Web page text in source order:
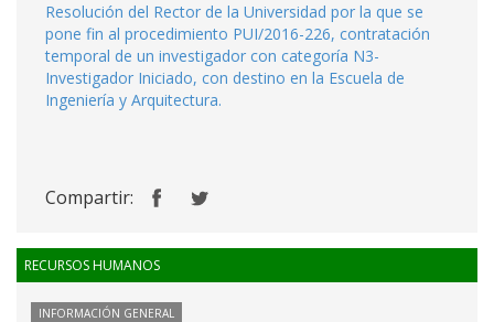
Resolución del Rector de la Universidad por la que se
pone fin al procedimiento PUI/2016-226, contratación
temporal de un investigador con categoría N3-
Investigador Iniciado, con destino en la Escuela de
Ingeniería y Arquitectura.
Compartir:
RECURSOS HUMANOS
INFORMACIÓN GENERAL